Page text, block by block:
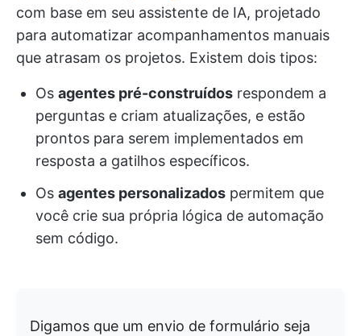
com base em seu assistente de IA, projetado
para automatizar acompanhamentos manuais
que atrasam os projetos. Existem dois tipos:
Os agentes pré-construídos respondem a
perguntas e criam atualizações, e estão
prontos para serem implementados em
resposta a gatilhos específicos.
Os agentes personalizados permitem que
você crie sua própria lógica de automação
sem código.
Digamos que um envio de formulário seja